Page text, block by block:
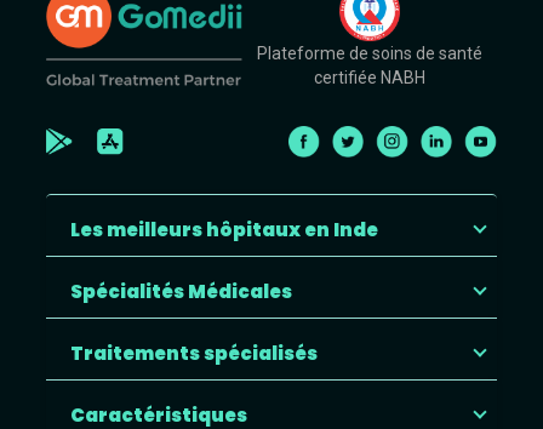
Plateforme de soins de santé
certifiée NABH
Les meilleurs hôpitaux en Inde
Spécialités Médicales
Traitements spécialisés
Caractéristiques